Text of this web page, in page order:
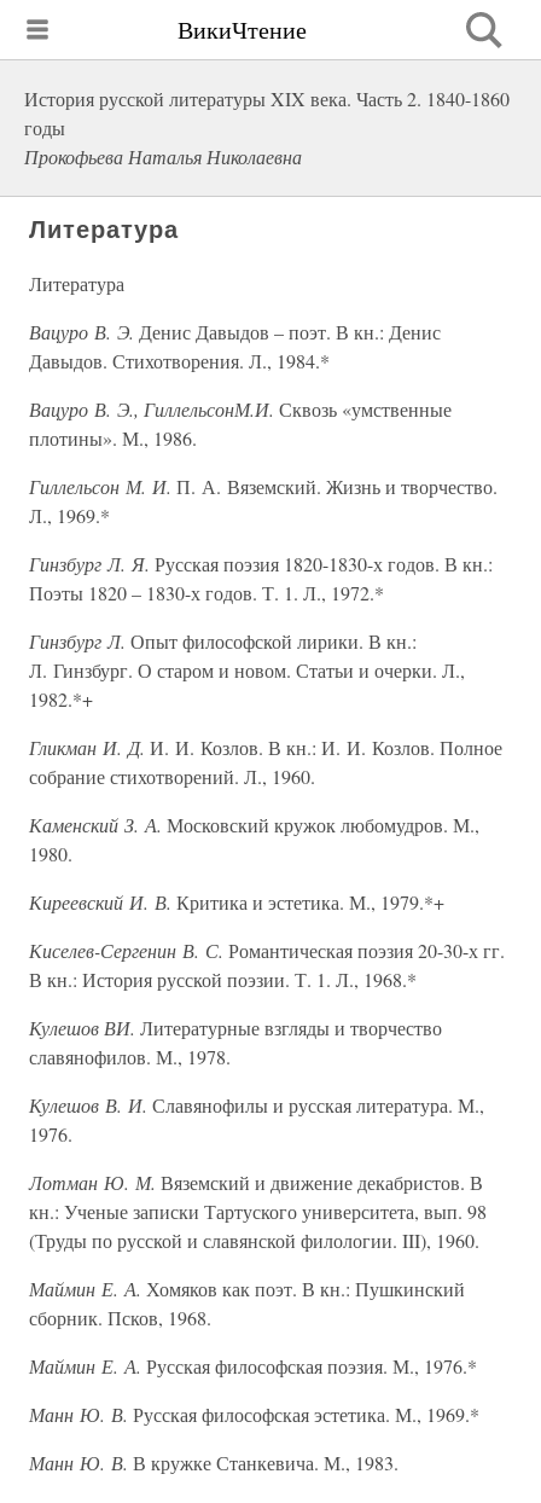
ВикиЧтение
История русской литературы XIX века. Часть 2. 1840-1860
годы
Прокофьева Наталья Николаевна
Литература
Литература
Вацуро В. Э. Денис Давыдов – поэт. В кн.: Денис
Давыдов. Стихотворения. Л., 1984.*
Вацуро В. Э., ГиллельсонМ.И. Сквозь «умственные
плотины». М., 1986.
Гиллельсон М. И. П. А. Вяземский. Жизнь и творчество.
Л., 1969.*
Гинзбург Л. Я. Русская поэзия 1820-1830-х годов. В кн.:
Поэты 1820 – 1830-х годов. Т. 1. Л., 1972.*
Гинзбург Л. Опыт философской лирики. В кн.:
Л. Гинзбург. О старом и новом. Статьи и очерки. Л.,
1982.*+
Гликман И. Д. И. И. Козлов. В кн.: И. И. Козлов. Полное
собрание стихотворений. Л., 1960.
Каменский З. А. Московский кружок любомудров. М.,
1980.
Киреевский И. В. Критика и эстетика. М., 1979.*+
Киселев-Сергенин В. С. Романтическая поэзия 20-30-х гг.
В кн.: История русской поэзии. Т. 1. Л., 1968.*
Кулешов ВИ. Литературные взгляды и творчество
славянофилов. М., 1978.
Кулешов В. И. Славянофилы и русская литература. М.,
1976.
Лотман Ю. М. Вяземский и движение декабристов. В
кн.: Ученые записки Тартуского университета, вып. 98
(Труды по русской и славянской филологии. III), 1960.
Маймин Е. А. Хомяков как поэт. В кн.: Пушкинский
сборник. Псков, 1968.
Маймин Е. А. Русская философская поэзия. М., 1976.*
Манн Ю. В. Русская философская эстетика. М., 1969.*
Манн Ю. В. В кружке Станкевича. М., 1983.